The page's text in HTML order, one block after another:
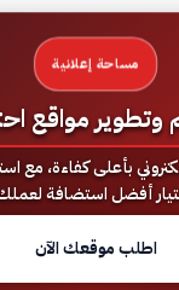
مساحة إعلانية
مواقع
بأعلى كفاءة، مع
أفضل استضافة
اطلب موقعك الآن